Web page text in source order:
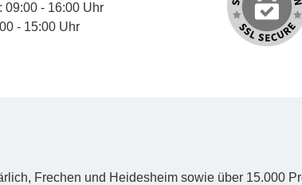
09:00 - 16:00 Uhr
- 15:00 Uhr
Frechen und Heidesheim sowie über 15.000